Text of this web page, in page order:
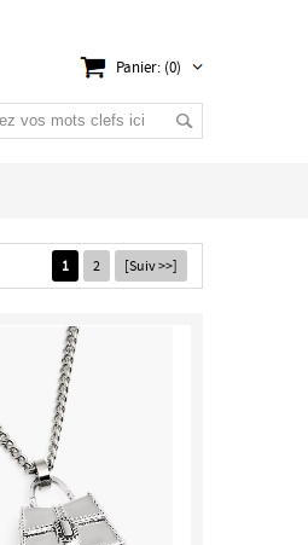
Panier: (0)
1 2 [Suiv >>]